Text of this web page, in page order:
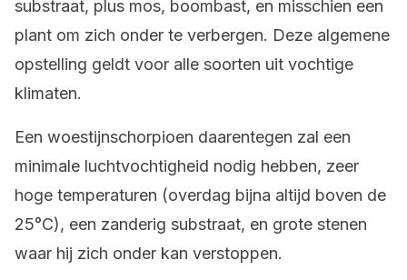
substraat, plus mos, boombast, en misschien een
plant om zich onder te verbergen. Deze algemene
opstelling geldt voor alle soorten uit vochtige
klimaten.
Een woestijnschorpioen daarentegen zal een
minimale luchtvochtigheid nodig hebben, zeer
hoge temperaturen (overdag bijna altijd boven de
25°C), een zanderig substraat, en grote stenen
waar hij zich onder kan verstoppen.